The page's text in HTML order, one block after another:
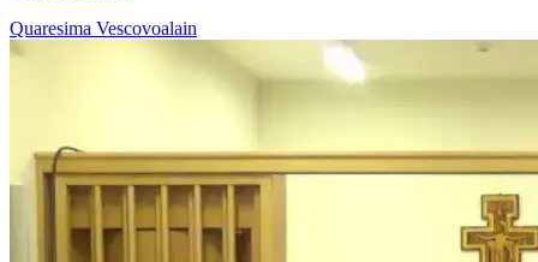
Quaresima Vescovoalain